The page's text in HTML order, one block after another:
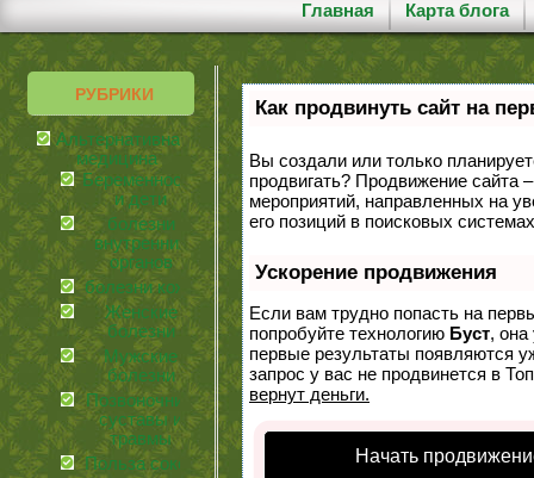
Главная Карта блога
РУБРИКИ
Альтернативная
медицина
Беременность
и дети
болезни
внутренних
органов
болезни кожи
Женские
болезни
Мужские
болезни
Позвоночник,
суставы и
травмы
Польза соков
Как продвинуть сайт на
Вы создали или только
продвигать? Продвижение сайта
мероприятий, направленных на
его позиций в поисковых
Ускорение продвижения
Если вам трудно попасть на
попробуйте технологию Буст, она
первые результаты появляются
запрос у вас не продвинется в
вернут деньги.
Начать